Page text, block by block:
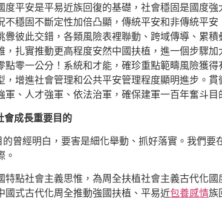
度平安是平易近族回復的基礎，社會穩固是國度
穩固不斷定性加倍凸顯，傳統平安和非傳統平
彼此交錯，各類風險表裡聯動、跨域傳導、累
，扎實推動更高程度安然中國扶植，進一個步驟
零一公分！系統和才能，確珍重點範疇風險獲
增進社會管理和公共平安管理程度顯明進步。
、人才強軍、依法治軍，確保建軍一百年奮斗目
會成長重要目的
的曾經明白，要害是細化舉動、抓好落實。我們
。
特點社會主義思惟，為周全扶植社會主義古代化
式古代化周全推動強國扶植、平易近包養感情族